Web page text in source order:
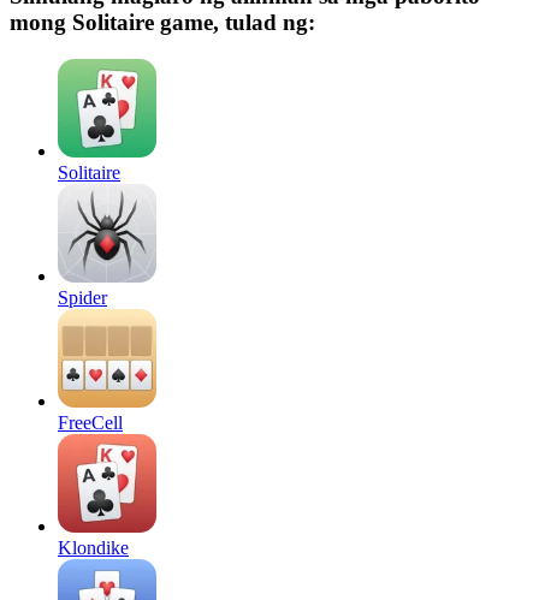
mong Solitaire game, tulad ng:
Solitaire
Spider
FreeCell
Klondike